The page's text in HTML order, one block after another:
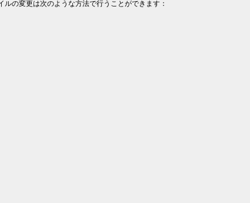
の変更は次のような方法で行うことができます：